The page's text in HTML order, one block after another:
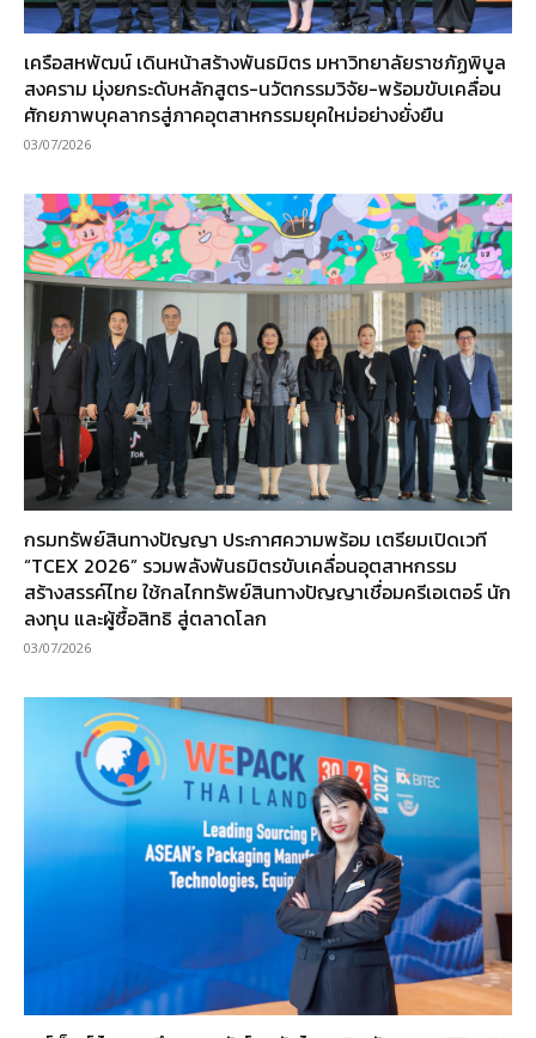
เครือสหพัฒน์ เดินหน้าสร้างพันธมิตร มหาวิทยาลัยราชภัฏพิบูล
สงคราม มุ่งยกระดับหลักสูตร-นวัตกรรมวิจัย-พร้อมขับเคลื่อน
ศักยภาพบุคลากรสู่ภาคอุตสาหกรรมยุคใหม่อย่างยั่งยืน
03/07/2026
กรมทรัพย์สินทางปัญญา ประกาศความพร้อม เตรียมเปิดเวที
“TCEX 2026” รวมพลังพันธมิตรขับเคลื่อนอุตสาหกรรม
สร้างสรรค์ไทย ใช้กลไกทรัพย์สินทางปัญญาเชื่อมครีเอเตอร์ นัก
ลงทุน และผู้ซื้อสิทธิ สู่ตลาดโลก
03/07/2026